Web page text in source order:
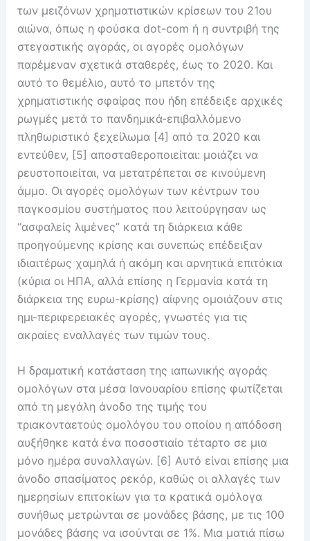
των μειζόνων χρηματιστικών κρίσεων του 21ου
αιώνα, όπως η φούσκα dot-com ή η συντριβή της
στεγαστικής αγοράς, οι αγορές ομολόγων
παρέμεναν σχετικά σταθερές, έως το 2020. Και
αυτό το θεμέλιο, αυτό το μπετόν της
χρηματιστικής σφαίρας που ήδη επέδειξε αρχικές
ρωγμές μετά το πανδημικά-επιβαλλόμενο
πληθωριστικό ξεχείλωμα [4] από τα 2020 και
εντεύθεν, [5] αποσταθεροποιείται: μοιάζει να
ρευστοποιείται, να μετατρέπεται σε κινούμενη
άμμο. Οι αγορές ομολόγων των κέντρων του
παγκοσμίου συστήματος που λειτούργησαν ως
“ασφαλείς λιμένες” κατά τη διάρκεια κάθε
προηγούμενης κρίσης και συνεπώς επέδειξαν
ιδιαιτέρως χαμηλά ή ακόμη και αρνητικά επιτόκια
(κύρια οι ΗΠΑ, αλλά επίσης η Γερμανία κατά τη
διάρκεια της ευρω-κρίσης) αίφνης ομοιάζουν στις
ημι-περιφερειακές αγορές, γνωστές για τις
ακραίες εναλλαγές των τιμών τους.
Η δραματική κατάσταση της ιαπωνικής αγοράς
ομολόγων στα μέσα Ιανουαρίου επίσης φωτίζεται
από τη μεγάλη άνοδο της τιμής του
τριακονταετούς ομολόγου του οποίου η απόδοση
αυξήθηκε κατά ένα ποσοστιαίο τέταρτο σε μια
μόνο ημέρα συναλλαγών. [6] Αυτό είναι επίσης μια
άνοδο σπασίματος ρεκόρ, καθώς οι αλλαγές των
ημερησίων επιτοκίων για τα κρατικά ομόλογα
συνήθως μετρώνται σε μονάδες βάσης, με τις 100
μονάδες βάσης να ισούνται σε 1%. Μια ματιά πίσω